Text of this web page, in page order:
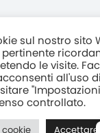
Plaza, NO:55
Kowloon, HONG KONG
BNESIM LIMITED Tutti i
sul nostro sito
pertinente
le visite.
all'uso di
controllato.
Accettare